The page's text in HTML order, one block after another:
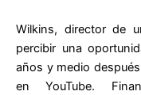
Wilkins, director de
percibir una
años y medio
en YouTube.